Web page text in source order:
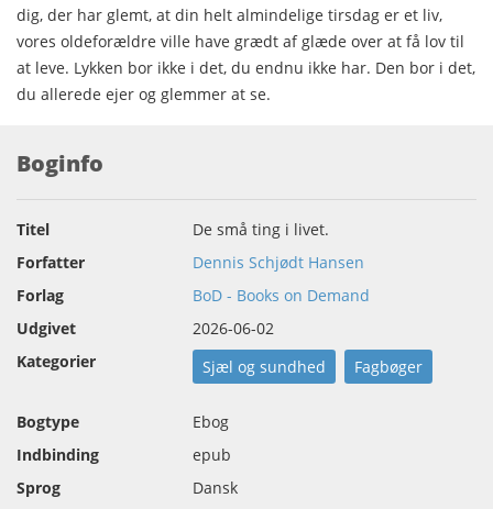
dig, der har glemt, at din helt almindelige tirsdag er et liv,
vores oldeforældre ville have grædt af glæde over at få lov til
at leve. Lykken bor ikke i det, du endnu ikke har. Den bor i det,
du allerede ejer og glemmer at se.
Boginfo
Titel
De små ting i livet.
Forfatter
Dennis Schjødt Hansen
Forlag
BoD - Books on Demand
Udgivet
2026-06-02
Kategorier
Sjæl og sundhed Fagbøger
Bogtype
Ebog
Indbinding
epub
Sprog
Dansk